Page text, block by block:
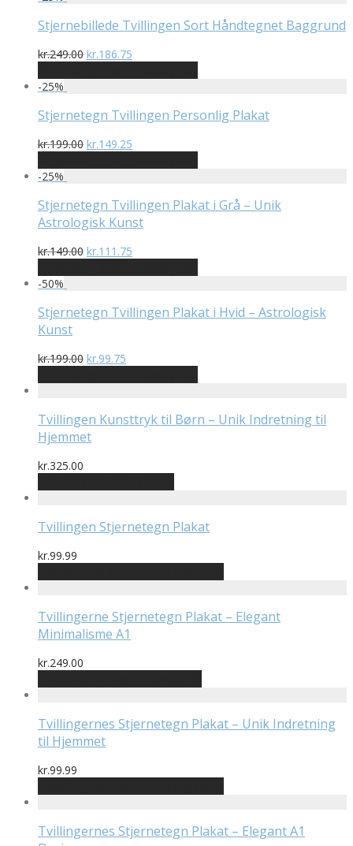
kr.199.00.kr.99.75.
Stjernebillede Tvillingen Sort Håndtegnet Baggrund
kr.249.00 Den
pris
kr.249.00.
kr.186.75
pris
kr.186.75.
-25%
Stjernetegn Tvillingen Personlig Plakat
kr.199.00 Den
pris
kr.199.00.
kr.149.25
pris
kr.149.25.
-25%
Stjernetegn Tvillingen Plakat i Grå – Unik
Astrologisk Kunst
kr.149.00 Den
pris
kr.149.00.
kr.111.75
pris
kr.111.75.
-50%
Stjernetegn Tvillingen Plakat i Hvid – Astrologisk
Kunst
kr.199.00 Den
pris
kr.199.00.
kr.99.75
pris
kr.99.75.
Tvillingen Kunsttryk til Børn – Unik Indretning til
Hjemmet
kr.325.00
Tvillingen Stjernetegn Plakat
kr.99.99
Tvillingerne Stjernetegn Plakat – Elegant
Minimalisme A1
kr.249.00
Tvillingernes Stjernetegn Plakat – Unik Indretning
til Hjemmet
kr.99.99
Tvillingernes Stjernetegn Plakat – Elegant A1